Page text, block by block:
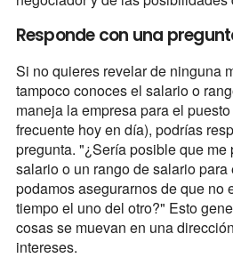
Responde con una
Si no quieres revelar de ninguna
tampoco conoces el salario o
maneja la empresa para el
frecuente hoy en día), podrías
pregunta. "¿Sería posible que me
salario o un rango de salario
podamos asegurarnos de que no
tiempo el uno del otro?" Esto
cosas se muevan en una
intereses.